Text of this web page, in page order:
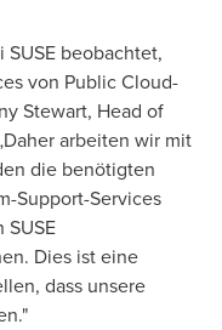
beobachtet,
von Public Cloud-
Stewart, Head of
arbeiten wir mit
die benötigten
Support-Services
Dies ist eine
dass unsere